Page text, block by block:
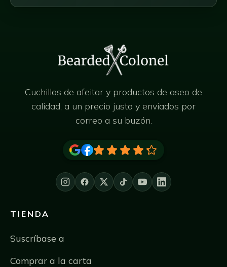
Cuchillas de afeitar y productos de aseo de
calidad, a un precio justo y enviados por
correo a su buzón.
TIENDA
Suscríbase a
Comprar a la carta